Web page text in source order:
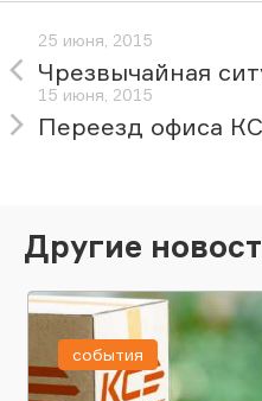
25 июня, 2015
Чрезвычайная
15 июня, 2015
Переезд офиса
Другие
события